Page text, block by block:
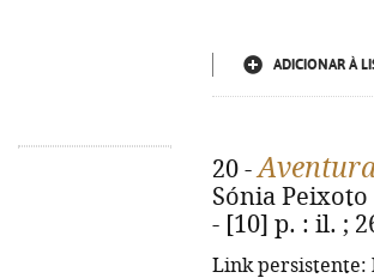
ADICIONAR À
20 -
Sónia Peixoto
- [10] p. : il. ;
Link